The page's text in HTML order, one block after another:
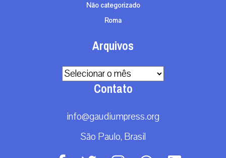
Não categorizado
Roma
Arquivos
Arquivos
Contato
info@gaudiumpress.org
São Paulo, Brasil